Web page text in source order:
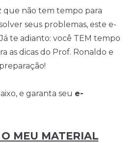
que não tem tempo para
seus problemas, este e-
te adianto: você TEM tempo
as dicas do Prof. Ronaldo e
e garanta seu e-
MEU MATERIAL